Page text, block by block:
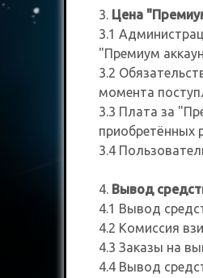
3. Цена
3.1
"Премиум
3.2
момента
3.3 Плата за
приобретённых
3.4
4. Вывод
4.1 Вывод
4.2 Комиссия
4.3 Заказы на
4.4 Вывод